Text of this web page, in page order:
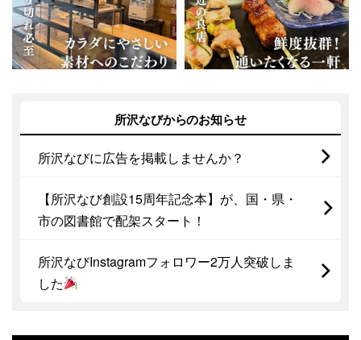
所沢なびからのお知らせ
所沢なびに広告を掲載しませんか？
【所沢なび創設15周年記念本】が、国・県・
市の図書館で配架スタート！
所沢なびInstagramフォロワー2万人突破しま
した